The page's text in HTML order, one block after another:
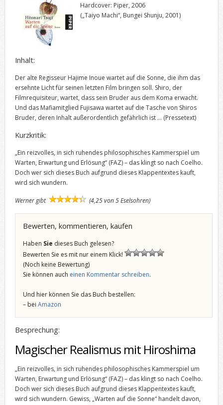
Hardcover: Piper, 2006
(„Taiyo Machi“, Bungei Shunju, 2001)
Inhalt:
Der alte Regisseur Hajime Inoue wartet auf die Sonne, die ihm das
ersehnte Licht für seinen letzten Film bringen soll. Shiro, der
Filmrequisiteur, wartet, dass sein Bruder aus dem Koma erwacht.
Und das Mafiamitglied Fujisawa wartet auf die Tasche von Shiros
Bruder, deren Inhalt außerordentlich gefährlich ist … (Pressetext)
Kurzkritik:
„Ein reizvolles, in sich ruhendes philosophisches Kammerspiel um
Warten, Erwartung und Erlösung“ (FAZ) – das klingt so nach Coelho.
Doch wer sich dieses Buch aufgrund dieses Klappentextes kauft,
wird sich wundern.
Werner gibt (4,25 von 5 Eselsohren)
Bewerten, kommentieren, kaufen
Haben Sie dieses Buch gelesen?
Bewerten Sie es mit nur einem Klick!
(Noch keine Bewertung)
Sie können auch einen Kommentar schreiben.
Und hier können Sie das Buch bestellen:
– bei Amazon
Besprechung:
Magischer Realismus mit Hiroshima
„Ein reizvolles, in sich ruhendes philosophisches Kammerspiel um
Warten, Erwartung und Erlösung“ (FAZ) – das klingt so nach Coelho.
Doch wer sich dieses Buch aufgrund dieses Klappentextes kauft,
wird sich wundern. Gewiss, „Warten auf die Sonne“ handelt davon,